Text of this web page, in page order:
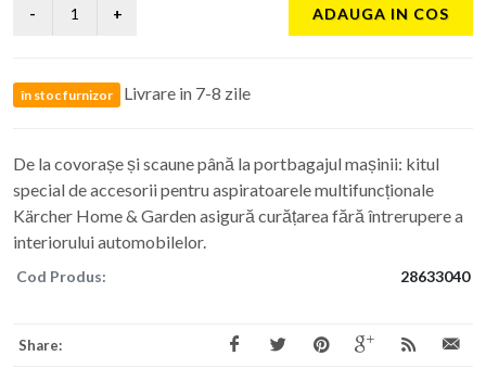
ADAUGA IN COS
în stoc furnizor Livrare in 7-8 zile
De la covorașe și scaune până la portbagajul mașinii: kitul
special de accesorii pentru aspiratoarele multifuncționale
Kärcher Home & Garden asigură curățarea fără întrerupere a
interiorului automobilelor.
Cod Produs: 28633040
Share: